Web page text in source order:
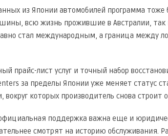
из Японии автомобилей программа
всю жизнь прожившие в Австралии,
стал международным, а граница между
прайс-лист услуг и точный набор
за пределы Японии уже меняет статус
вокруг которых производитель снова
поддержка важна еще и
смотрят на историю обслуживания.